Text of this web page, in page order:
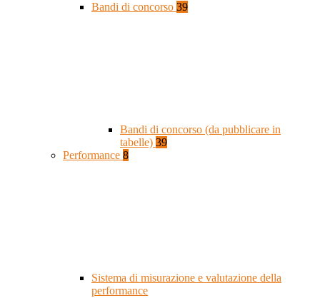
Bandi di concorso 39
Bandi di concorso (da pubblicare in
tabelle) 39
Performance 8
Sistema di misurazione e valutazione della
performance